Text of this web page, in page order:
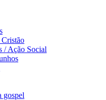
/ Ação Social
gospel